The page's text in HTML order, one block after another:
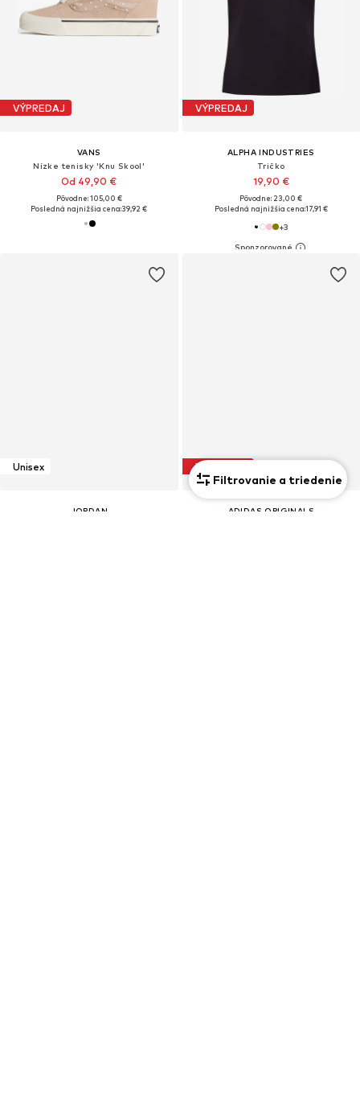
VÝPREDAJ
VANS
Nízke tenisky 'Knu Skool'
Od 49,90 €
Pôvodne: 105,00 €
Posledná najnižšia cena:39,92 €
VÝPREDAJ
ALPHA INDUSTRIES
Tričko
19,90 €
Pôvodne: 23,00 €
Posledná najnižšia cena:17,91 €
+3
Unisex
JORDAN
VÝPREDAJ
ADIDAS ORIGINALS
Filtrovanie a triedenie